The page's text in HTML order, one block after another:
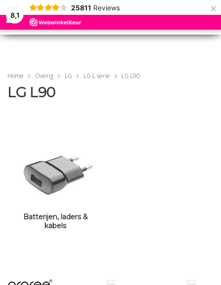
8,1
25811 Reviews ×
MENU
MENU
Home Overig LG LG L serie LG L90
LG L90
Batterijen, laders &
kabels